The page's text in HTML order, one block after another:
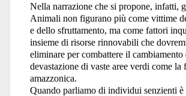
Nella narrazione che si propone, infatti,
Animali non figurano più come vittime
e dello sfruttamento, ma come fattori
insieme di risorse rinnovabili che
eliminare per combattere il cambiamento
devastazione di vaste aree verdi come la
amazzonica.
Quando parliamo di individui senzienti è